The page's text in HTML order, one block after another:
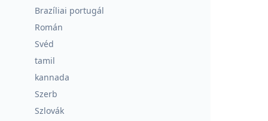
Brazíliai portugál
Román
Svéd
tamil
kannada
Szerb
Szlovák